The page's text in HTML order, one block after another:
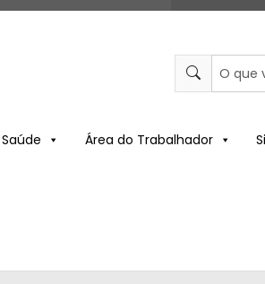
Área do Trabalhador